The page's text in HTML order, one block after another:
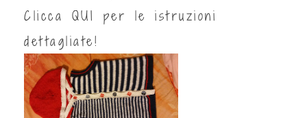
Clicca QUI
per le istruzioni
dettagliate!